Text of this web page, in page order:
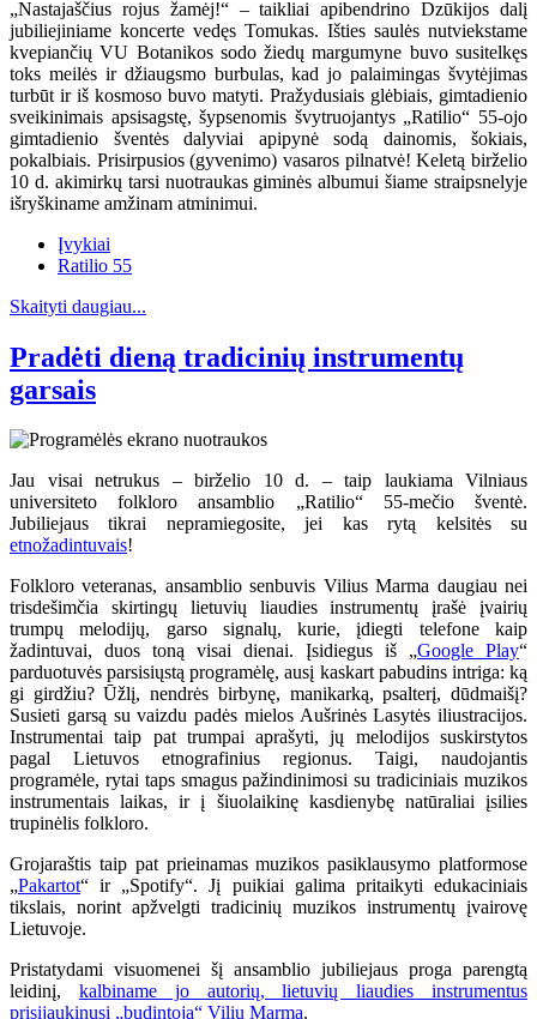
„Nastajaščius rojus žamėj!“ – taikliai apibendrino Dzūkijos dalį
jubiliejiniame koncerte vedęs Tomukas. Išties saulės nutviekstame
kvepiančių VU Botanikos sodo žiedų margumyne buvo susitelkęs
toks meilės ir džiaugsmo burbulas, kad jo palaimingas švytėjimas
turbūt ir iš kosmoso buvo matyti. Pražydusiais glėbiais, gimtadienio
sveikinimais apsisagstę, šypsenomis švytruojantys „Ratilio“ 55-ojo
gimtadienio šventės dalyviai apipynė sodą dainomis, šokiais,
pokalbiais. Prisirpusios (gyvenimo) vasaros pilnatvė! Keletą birželio
10 d. akimirkų tarsi nuotraukas giminės albumui šiame straipsnelyje
išryškiname amžinam atminimui.
Įvykiai
Ratilio 55
Skaityti daugiau...
Pradėti dieną tradicinių instrumentų
garsais
Jau visai netrukus – birželio 10 d. – taip laukiama Vilniaus
universiteto folkloro ansamblio „Ratilio“ 55-mečio šventė.
Jubiliejaus tikrai nepramiegosite, jei kas rytą kelsitės su
etnožadintuvais!
Folkloro veteranas, ansamblio senbuvis Vilius Marma daugiau nei
trisdešimčia skirtingų lietuvių liaudies instrumentų įrašė įvairių
trumpų melodijų, garso signalų, kurie, įdiegti telefone kaip
žadintuvai, duos toną visai dienai. Įsidiegus iš „Google Play“
parduotuvės parsisiųstą programėlę, ausį kaskart pabudins intriga: ką
gi girdžiu? Ūžlį, nendrės birbynę, manikarką, psalterį, dūdmaišį?
Susieti garsą su vaizdu padės mielos Aušrinės Lasytės iliustracijos.
Instrumentai taip pat trumpai aprašyti, jų melodijos suskirstytos
pagal Lietuvos etnografinius regionus. Taigi, naudojantis
programėle, rytai taps smagus pažindinimosi su tradiciniais muzikos
instrumentais laikas, ir į šiuolaikinę kasdienybę natūraliai įsilies
trupinėlis folkloro.
Grojaraštis taip pat prieinamas muzikos pasiklausymo platformose
„Pakartot“ ir „Spotify“. Jį puikiai galima pritaikyti edukaciniais
tikslais, norint apžvelgti tradicinių muzikos instrumentų įvairovę
Lietuvoje.
Pristatydami visuomenei šį ansamblio jubiliejaus proga parengtą
leidinį, kalbiname jo autorių, lietuvių liaudies instrumentus
prisijaukinusį „budintoją“ Vilių Marmą.